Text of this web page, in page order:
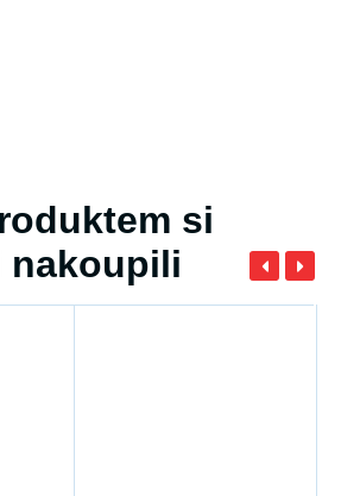
si
nakoupili